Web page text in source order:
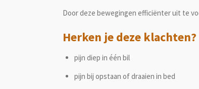
Door deze bewegingen efficiënter uit te
Herken je deze klachten?
pijn diep in één bil
pijn bij opstaan of draaien in bed